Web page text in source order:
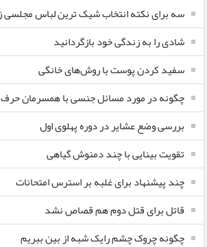
سه برای نکته انتخاب شیک ترین لباس مجلسی
شادی را به زندگی خود بازگردانید
سفید کردن پوست با روش‌های خانگی
چگونه در مورد مسائل جنسی با همسرمان حرف
بررسی وضع عشایر در دوره پهلوی اول
تقویت بینایی با چند دمنوش گیاهی
چند پیشنهاد برای غلبه بر استرس امتحانات
قاتل برای قتل دوم هم قصاص نشد
چگونه چروک چشم رایک شبه از بین ببریم